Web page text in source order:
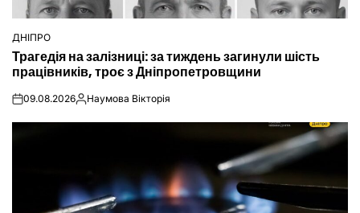
ОПУБЛІКУВАТИ
ДНІПРО
Трагедія на залізниці: за тиждень загинули шість
працівників, троє з Дніпропетровщини
on09.08.2026Опубліковано
Наумова Вікторія